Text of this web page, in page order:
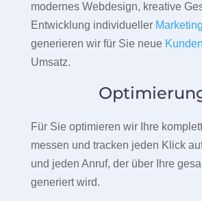
modernes Webdesign, kreative
Entwicklung individueller Marketing
generieren wir für Sie neue Kunden
Umsatz.
Für Sie optimieren wir Ihre
messen und tracken jeden Klick
und jeden Anruf, der über Ihre
generiert wird.